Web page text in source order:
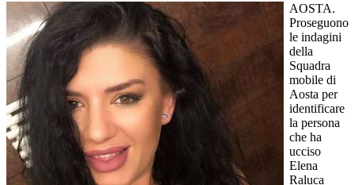
AOSTA.
Proseguono
le indagini
della
Squadra
mobile di
Aosta per
identificare
la persona
che ha
ucciso
Elena
Raluca